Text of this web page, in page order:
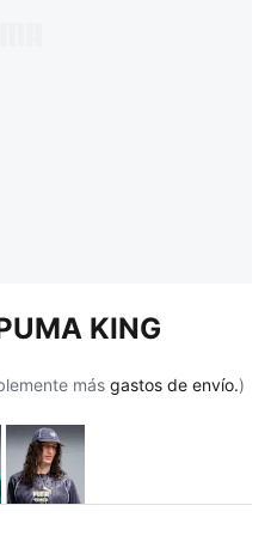
KING
más gastos de envío.)
Green
Inky Depths